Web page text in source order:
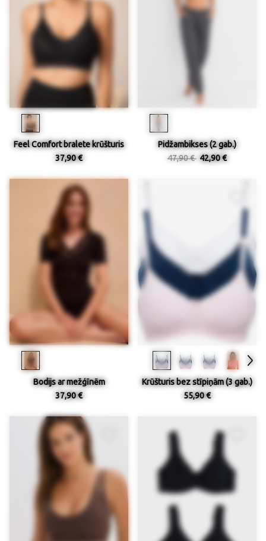
Feel Comfort bralete krūšturis
37,90 €
Pidžambikses (2 gab.)
47,90 € 42,90 €
Bodijs ar mežģīnēm
37,90 €
Krūšturis bez stīpiņām (3 gab.)
55,90 €